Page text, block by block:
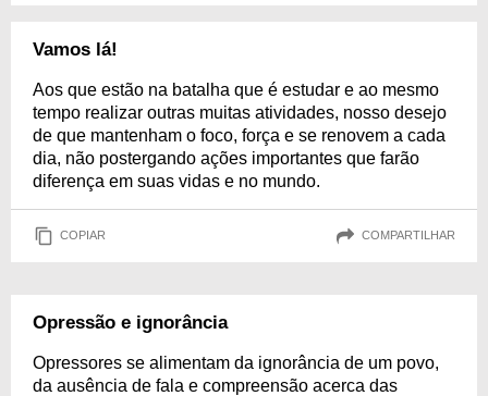
Vamos lá!
Aos que estão na batalha que é estudar e ao mesmo
tempo realizar outras muitas atividades, nosso desejo
de que mantenham o foco, força e se renovem a cada
dia, não postergando ações importantes que farão
diferença em suas vidas e no mundo.
COPIAR COMPARTILHAR
Opressão e ignorância
Opressores se alimentam da ignorância de um povo,
da ausência de fala e compreensão acerca das